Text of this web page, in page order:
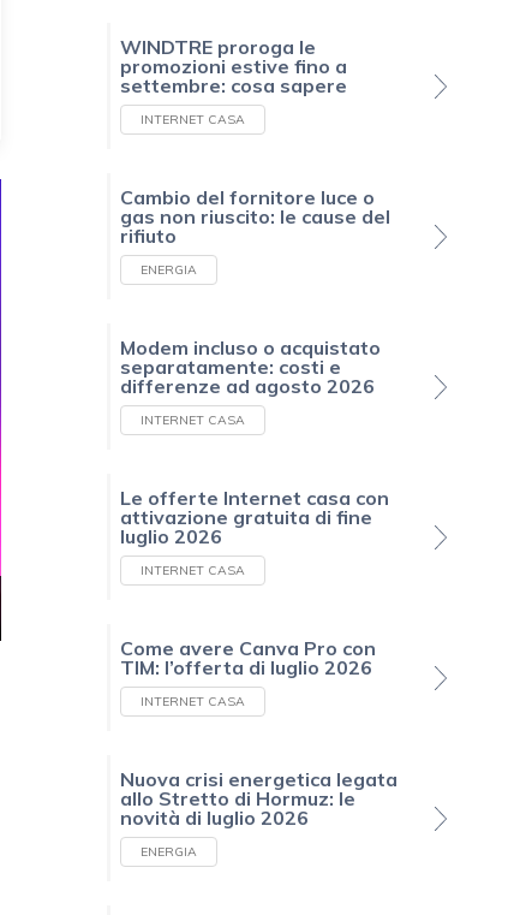
WINDTRE proroga le
promozioni estive fino a
settembre: cosa sapere
INTERNET CASA
Cambio del fornitore luce o
gas non riuscito: le cause del
rifiuto
ENERGIA
Modem incluso o acquistato
separatamente: costi e
differenze ad agosto 2026
INTERNET CASA
Le offerte Internet casa con
attivazione gratuita di fine
luglio 2026
INTERNET CASA
Come avere Canva Pro con
TIM: l’offerta di luglio 2026
INTERNET CASA
Nuova crisi energetica legata
allo Stretto di Hormuz: le
novità di luglio 2026
ENERGIA